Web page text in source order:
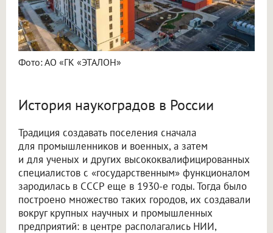
Фото: АО «ГК «ЭТАЛОН»
История наукоградов в России
Традиция создавать поселения сначала
для промышленников и военных, а затем
и для ученых и других высококвалифицированных
специалистов с «государственным» функционалом
зародилась в СССР еще в 1930-е годы. Тогда было
построено множество таких городов, их создавали
вокруг крупных научных и промышленных
предприятий: в центре располагались НИИ,